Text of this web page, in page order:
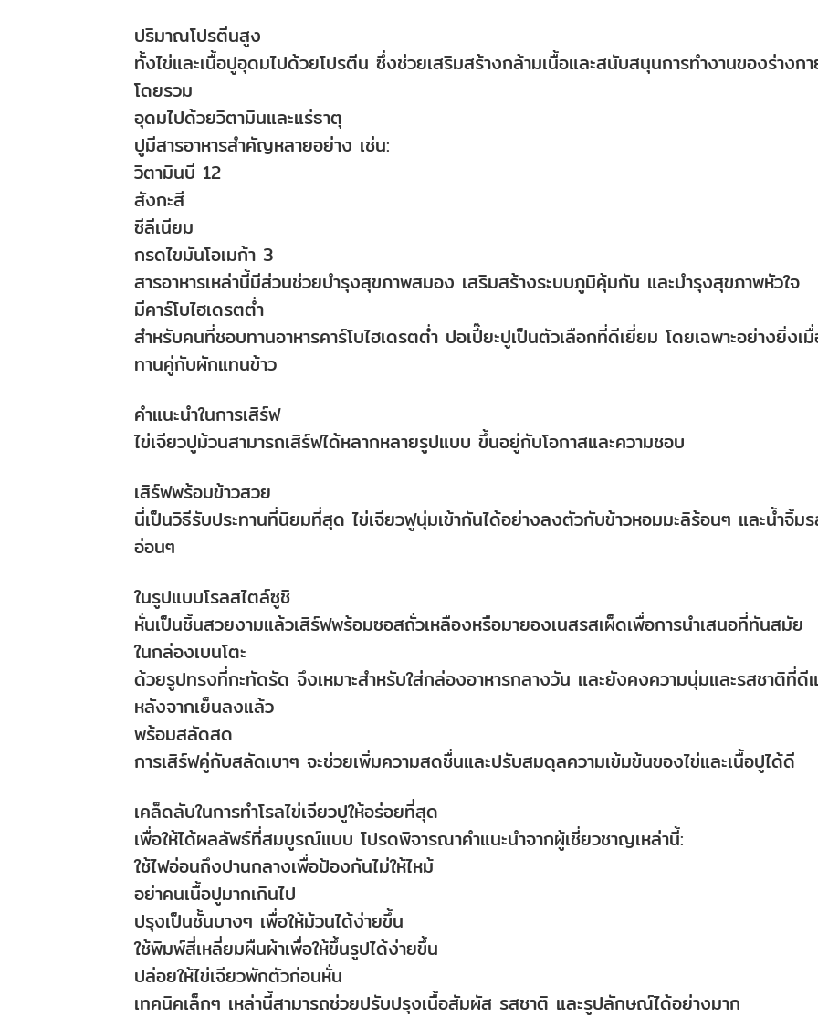
ปริมาณโปรตีนสูง
ทั้งไข่และเนื้อปูอุดมไปด้วยโปรตีน ซึ่งช่วยเสริมสร้างกล้ามเนื้อและสนับสนุนการทำงานของร่างก
โดยรวม
อุดมไปด้วยวิตามินและแร่ธาตุ
ปูมีสารอาหารสำคัญหลายอย่าง เช่น:
วิตามินบี 12
สังกะสี
ซีลีเนียม
กรดไขมันโอเมก้า 3
สารอาหารเหล่านี้มีส่วนช่วยบำรุงสุขภาพสมอง เสริมสร้างระบบภูมิคุ้มกัน และบำรุงสุขภาพหัวใจ
มีคาร์โบไฮเดรตต่ำ
สำหรับคนที่ชอบทานอาหารคาร์โบไฮเดรตต่ำ ปอเปี๊ยะปูเป็นตัวเลือกที่ดีเยี่ยม โดยเฉพาะอย่างยิ่งเ
ทานคู่กับผักแทนข้าว
คำแนะนำในการเสิร์ฟ
ไข่เจียวปูม้วนสามารถเสิร์ฟได้หลากหลายรูปแบบ ขึ้นอยู่กับโอกาสและความชอบ
เสิร์ฟพร้อมข้าวสวย
นี่เป็นวิธีรับประทานที่นิยมที่สุด ไข่เจียวฟูนุ่มเข้ากันได้อย่างลงตัวกับข้าวหอมมะลิร้อนๆ และน้ำจิ้ม
อ่อนๆ
ในรูปแบบโรลสไตล์ซูชิ
หั่นเป็นชิ้นสวยงามแล้วเสิร์ฟพร้อมซอสถั่วเหลืองหรือมายองเนสรสเผ็ดเพื่อการนำเสนอที่ทันสมัย
ในกล่องเบนโตะ
ด้วยรูปทรงที่กะทัดรัด จึงเหมาะสำหรับใส่กล่องอาหารกลางวัน และยังคงความนุ่มและรสชาติที่ดี
หลังจากเย็นลงแล้ว
พร้อมสลัดสด
การเสิร์ฟคู่กับสลัดเบาๆ จะช่วยเพิ่มความสดชื่นและปรับสมดุลความเข้มข้นของไข่และเนื้อปูได้ดี
เคล็ดลับในการทำโรลไข่เจียวปูให้อร่อยที่สุด
เพื่อให้ได้ผลลัพธ์ที่สมบูรณ์แบบ โปรดพิจารณาคำแนะนำจากผู้เชี่ยวชาญเหล่านี้:
ใช้ไฟอ่อนถึงปานกลางเพื่อป้องกันไม่ให้ไหม้
อย่าคนเนื้อปูมากเกินไป
ปรุงเป็นชั้นบางๆ เพื่อให้ม้วนได้ง่ายขึ้น
ใช้พิมพ์สี่เหลี่ยมผืนผ้าเพื่อให้ขึ้นรูปได้ง่ายขึ้น
ปล่อยให้ไข่เจียวพักตัวก่อนหั่น
เทคนิคเล็กๆ เหล่านี้สามารถช่วยปรับปรุงเนื้อสัมผัส รสชาติ และรูปลักษณ์ได้อย่างมาก